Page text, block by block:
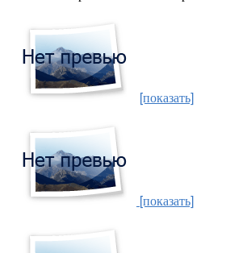
[показать]
[показать]